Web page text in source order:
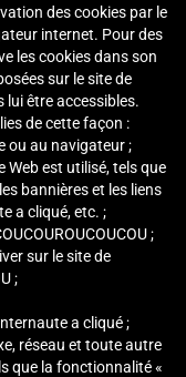
des cookies par le
internet. Pour des
les cookies dans son
sur le site de
lui être accessibles.
de cette façon :
ou au navigateur ;
est utilisé, tels que
bannières et les liens
a cliqué, etc. ;
;
sur le site de
;
a cliqué ;
réseau et toute autre
que la fonctionnalité «